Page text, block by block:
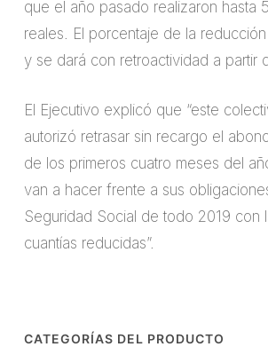
que el año pasado realizaron hasta
reales. El porcentaje de la
y se dará con retroactividad a partir
El Ejecutivo explicó que “este
autorizó retrasar sin recargo el
de los primeros cuatro meses del
van a hacer frente a sus
Seguridad Social de todo 2019 con
cuantías reducidas”.
CATEGORÍAS DEL PRODUCTO